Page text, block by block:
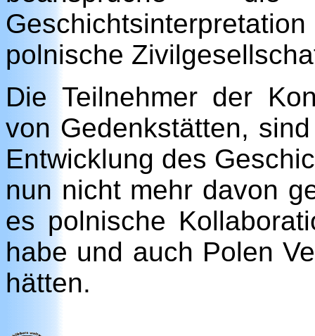
polnische
Die Teilnehmer der
von Gedenkstätten,
Entwicklung des
nun nicht mehr davon
es polnische
habe und auch Polen
hätten.